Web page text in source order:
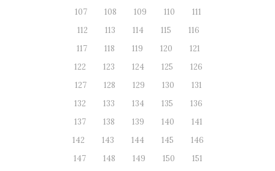
107
108 109 110
111
112
113 114 115
116
117
118 119 120
121
122
123 124 125
126
127
128 129 130
131
132
133 134 135
136
137
138 139 140
141
142
143 144 145
146
147
148 149 150
151